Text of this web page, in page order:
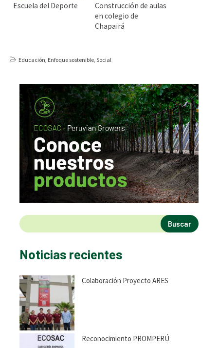
Escuela del Deporte
Construcción de aulas
en colegio de
Chapairá
Educación Enfoque sostenible Social
Buscar
Noticias recientes
Colaboración Proyecto ARES
Reconocimiento PROMPERÚ